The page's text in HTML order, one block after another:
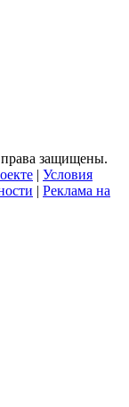
защищены.
| Условия
| Реклама на